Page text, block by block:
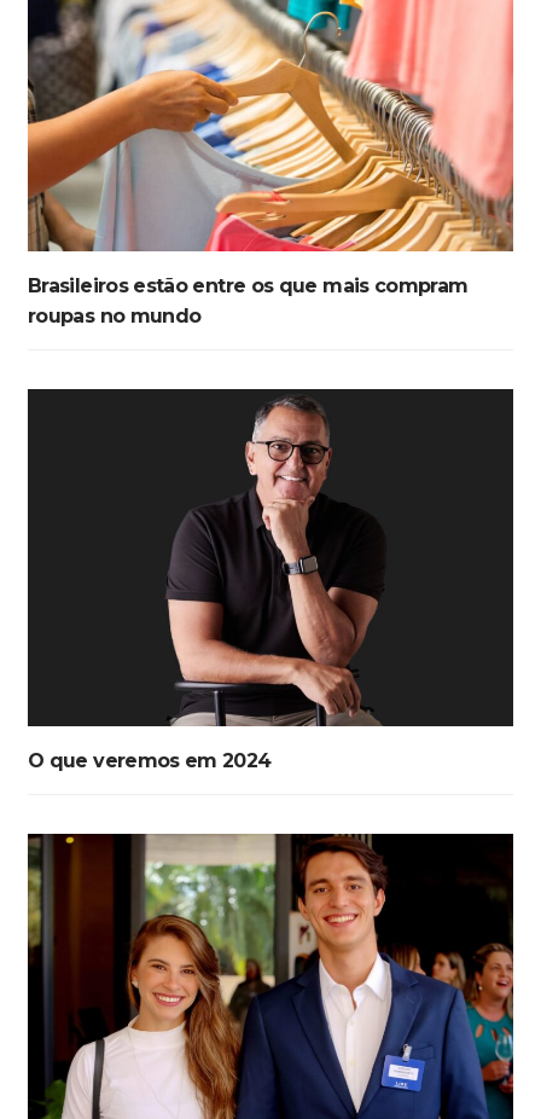
Brasileiros estão entre os que mais compram
roupas no mundo
O que veremos em 2024